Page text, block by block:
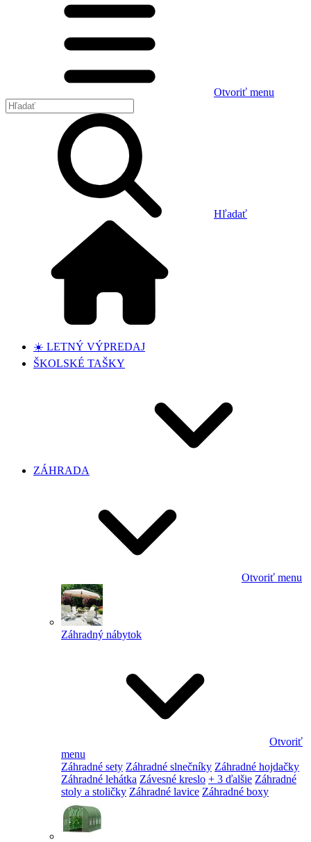
Otvoriť menu
Hľadať
☀️ LETNÝ VÝPREDAJ
ŠKOLSKÉ TAŠKY
ZÁHRADA
Otvoriť menu
Záhradný nábytok
Otvoriť
menu
Záhradné sety Záhradné slnečníky Záhradné hojdačky
Záhradné lehátka Závesné kreslo + 3 ďalšie Záhradné
stoly a stoličky Záhradné lavice Záhradné boxy